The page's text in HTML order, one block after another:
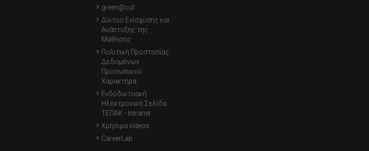
green@cut
Δίκτυο Ενίσχυσης και
Ανάπτυξης της
Μάθησης
Πολιτική Προστασίας
Δεδομένων
Προσωπικού
Χαρακτήρα
Ενδοδικτυακή
Ηλεκτρονική Σελίδα
ΤΕΠΑΚ - Intranet
Χρήσιμα videos
CareerLab